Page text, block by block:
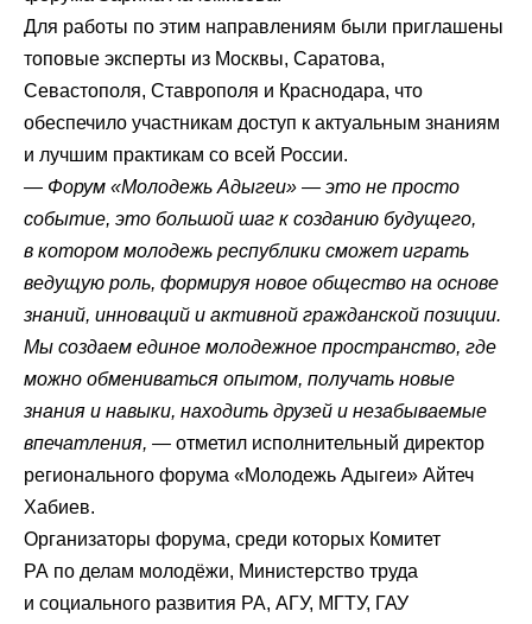
Для работы по этим направлениям были приглашены
топовые эксперты из Москвы, Саратова,
Севастополя, Ставрополя и Краснодара, что
обеспечило участникам доступ к актуальным знаниям
и лучшим практикам со всей России.
— Форум «Молодежь Адыгеи» — это не просто
событие, это большой шаг к созданию будущего,
в котором молодежь республики сможет играть
ведущую роль, формируя новое общество на основе
знаний, инноваций и активной гражданской позиции.
Мы создаем единое молодежное пространство, где
можно обмениваться опытом, получать новые
знания и навыки, находить друзей и незабываемые
впечатления, — отметил исполнительный директор
регионального форума «Молодежь Адыгеи» Айтеч
Хабиев.
Организаторы форума, среди которых Комитет
РА по делам молодёжи, Министерство труда
и социального развития РА, АГУ, МГТУ, ГАУ